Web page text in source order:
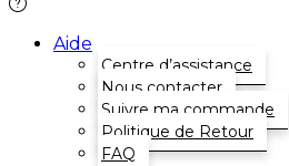
Aide
Centre d’assistance
Nous contacter
Suivre ma commande
Politique de Retour
FAQ